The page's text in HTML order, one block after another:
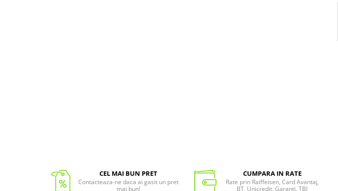
CEL MAI BUN PRET
Contacteaza-ne daca ai gasit un pret
mai bun!
CUMPARA IN RATE
Rate prin Raiffeisen, Card Avantaj,
BT, Unicredit, Garanti, TBI